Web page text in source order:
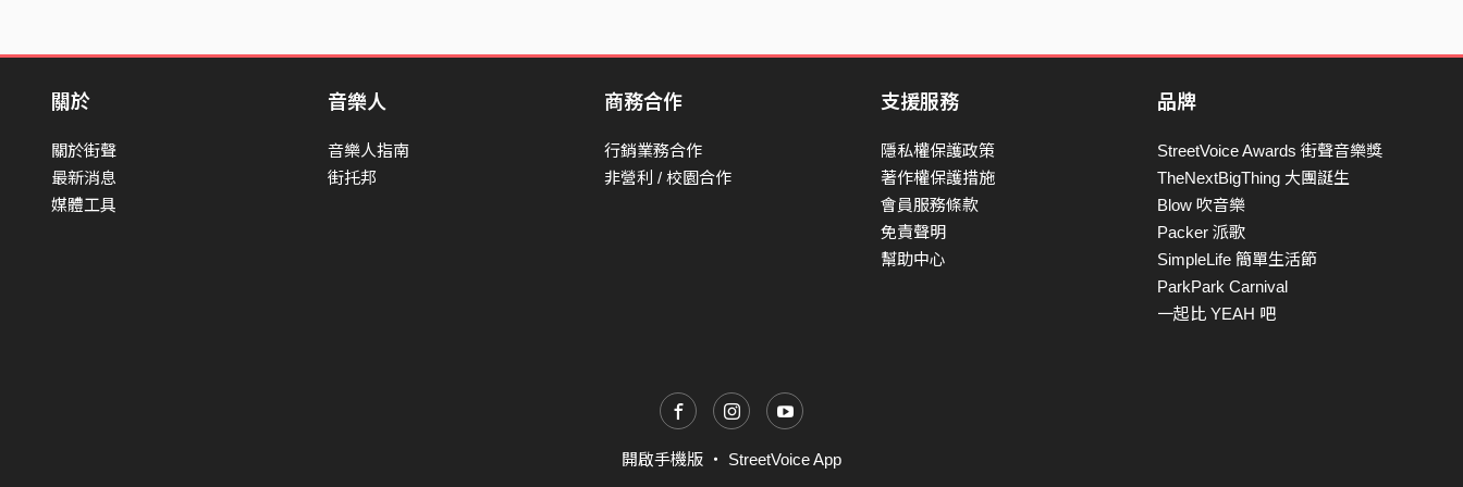
關於
關於街聲
最新消息
媒體工具
音樂人
音樂人指南
街托邦
商務合作
行銷業務合作
非營利 / 校園合作
支援服務
隱私權保護政策
著作權保護措施
會員服務條款
免責聲明
幫助中心
品牌
StreetVoice Awards 街聲音樂獎
TheNextBigThing 大團誕生
Blow 吹音樂
Packer 派歌
SimpleLife 簡單生活節
ParkPark Carnival
一起比 YEAH 吧
開啟手機版 ・ StreetVoice App